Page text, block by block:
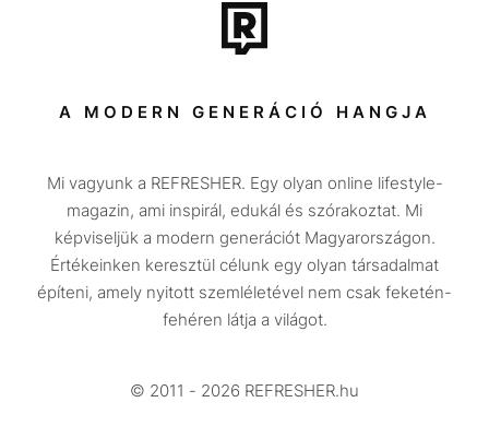
Tech-Tudomány
Sport
Társadalom
Utazás
Életmód
Design
Beszélgetések
Videó
A MODERN GENERÁCIÓ HANGJA
Mi vagyunk a REFRESHER. Egy olyan online lifestyle-
magazin, ami inspirál, edukál és szórakoztat. Mi
képviseljük a modern generációt Magyarországon.
Értékeinken keresztül célunk egy olyan társadalmat
építeni, amely nyitott szemléletével nem csak feketén-
fehéren látja a világot.
© 2011 - 2026 REFRESHER.hu